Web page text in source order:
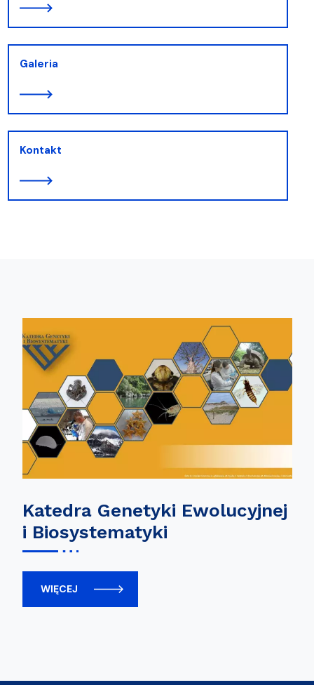
Galeria
Kontakt
Katedra Genetyki Ewolucyjnej
i Biosystematyki
WIĘCEJ